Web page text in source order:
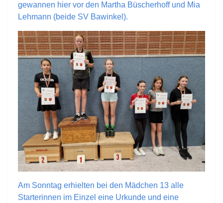
gewannen hier vor den Martha Büscherhoff und Mia
Lehmann (beide SV Bawinkel).
Am Sonntag erhielten bei den Mädchen 13 alle
Starterinnen im Einzel eine Urkunde und eine